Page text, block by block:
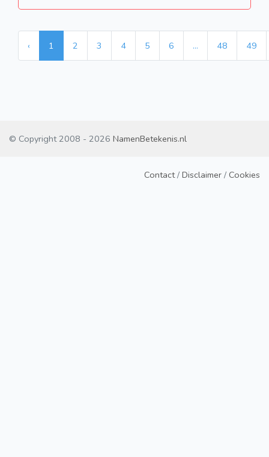
‹ 1 2 3 4 5 6 ... 48 49
© Copyright 2008 - 2026 NamenBetekenis.nl
Contact/ Disclaimer / Cookies